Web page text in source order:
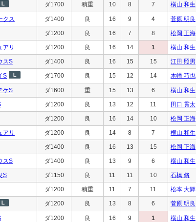
ダ1700 稍重 10 8 7 横山 和生
クス ダ1400 良 16 9 4 菅原 明良
ダ1200 良 16 7 8 松岡 正海
アリ ダ1200 良 16 14 1 横山 和生
スS ダ1400 良 16 15 15 江田 照男
S ダ1700 良 15 12 14 木幡 巧也
ケS ダ1600 重 15 13 6 横山 和生
ダ1200 良 13 12 11 田口 貫太
ダ1200 良 16 14 10 松岡 正海
アリ ダ1200 良 14 8 7 横山 和生
ダ1400 良 16 13 15 松岡 正海
スS ダ1400 良 13 9 6 横山 和生
S ダ1150 良 11 11 10 石橋 脩
ダ1200 稍重 11 7 11 松本 大輝
ダ1200 良 13 8 6 菅原 明良
ダ1200 良 16 9 1 横山 和生